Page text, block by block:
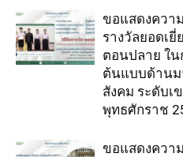
ขอแสดงควา
รางวัลยอดเ
ตอนปลาย ใน
ต้นแบบด้านม
สังคม ระดับเ
พุทธศักราช
ขอแสดงควา